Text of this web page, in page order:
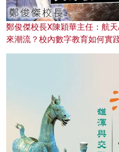
鄭俊傑校長X陳穎華主任：航
來潮流？校內數字教育如何實